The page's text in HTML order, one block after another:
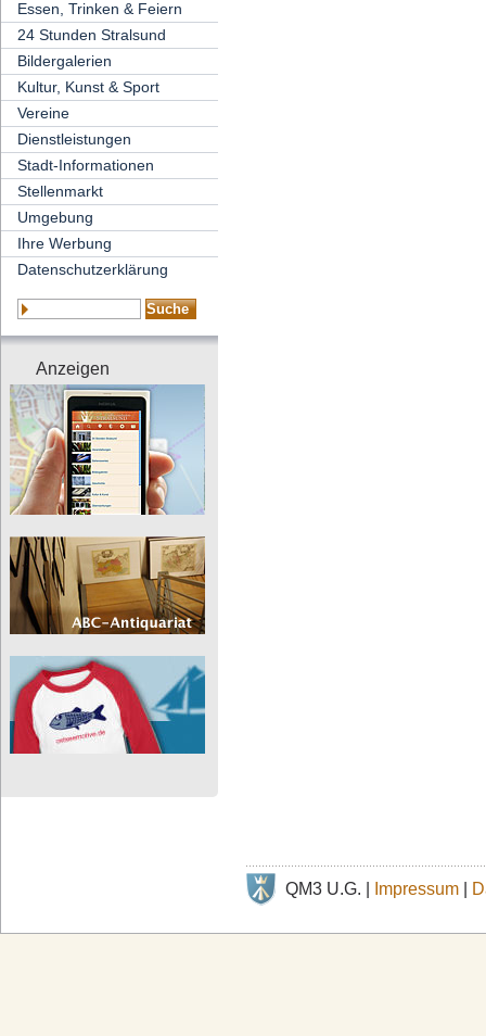
Essen, Trinken & Feiern
24 Stunden Stralsund
Bildergalerien
Kultur, Kunst & Sport
Vereine
Dienstleistungen
Stadt-Informationen
Stellenmarkt
Umgebung
Ihre Werbung
Datenschutzerklärung
Anzeigen
QM3 U.G. | Impressum